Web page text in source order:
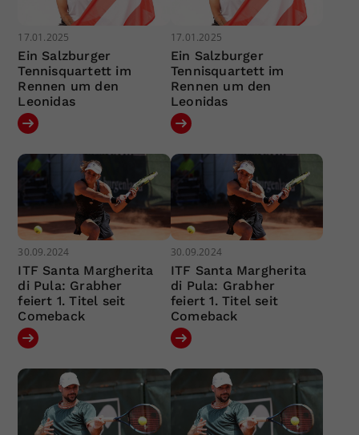
17.01.2025
Ein Salzburger
Tennisquartett im
Rennen um den
Leonidas
17.01.2025
Ein Salzburger
Tennisquartett im
Rennen um den
Leonidas
30.09.2024
ITF Santa Margherita
di Pula: Grabher
feiert 1. Titel seit
Comeback
30.09.2024
ITF Santa Margherita
di Pula: Grabher
feiert 1. Titel seit
Comeback